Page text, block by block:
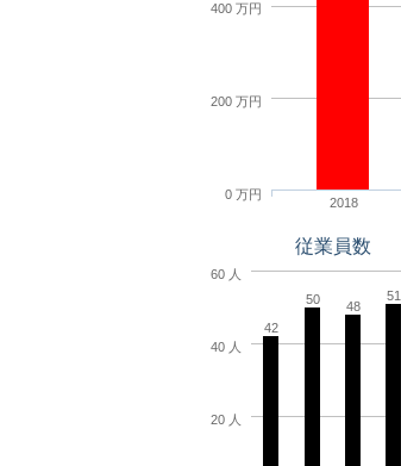
2018
0 万円
200 万円
400 万円
従業員数
42
50 48
51
20 人
40 人
60 人